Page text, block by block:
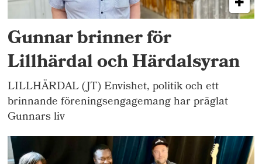
Gunnar brinner för
Lillhärdal och Härdalsyran
LILLHÄRDAL (JT) Envishet, politik och ett
brinnande föreningsengagemang har präglat
Gunnars liv